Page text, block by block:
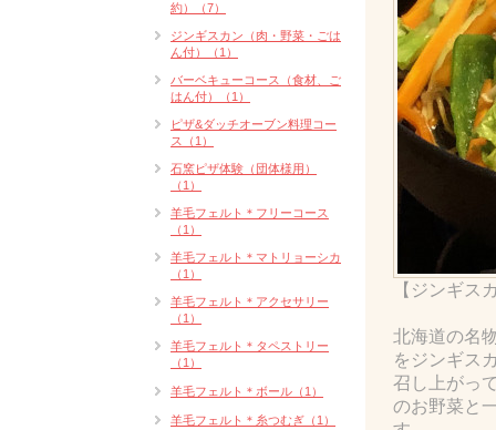
【ジンギ
北海道の名
をジンギス
召し上がっ
のお野菜と
約）（7）
ジンギスカン（肉・野菜・ごは
ん付）（1）
バーベキューコース（食材、ご
はん付）（1）
ピザ&ダッチオーブン料理コー
ス（1）
石窯ピザ体験（団体様用）
（1）
羊毛フェルト＊フリーコース
（1）
羊毛フェルト＊マトリョーシカ
（1）
羊毛フェルト＊アクセサリー
（1）
羊毛フェルト＊タペストリー
（1）
羊毛フェルト＊ボール（1）
羊毛フェルト＊糸つむぎ（1）